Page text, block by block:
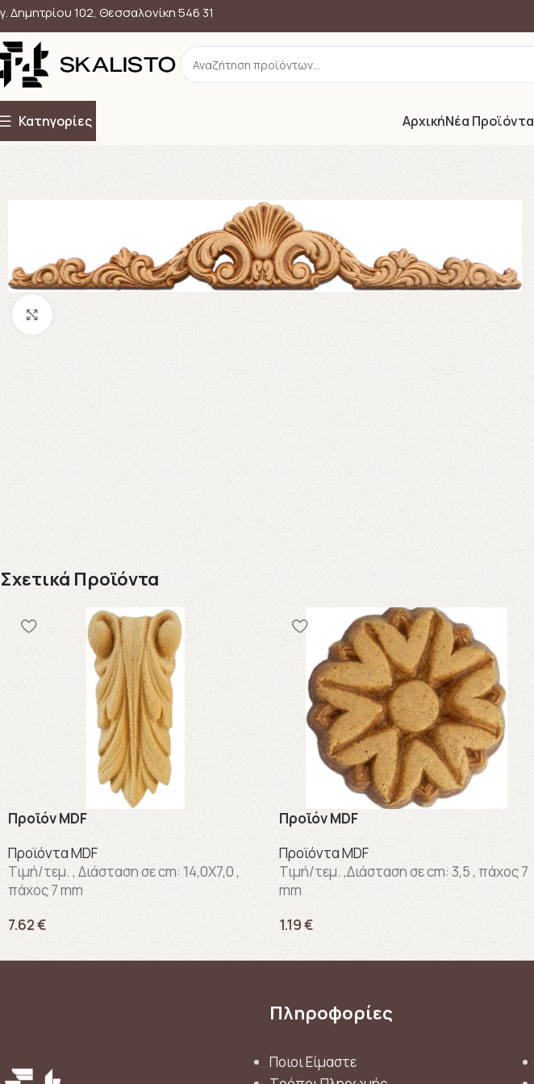
Δημητρίου 102, Θεσσαλονίκη 546 31
Κατηγορίες ΑρχικήΝέα Προϊόντα
Click to enlarge
Σχετικά Προϊόντα
Προϊόν MDF
Προϊόντα MDF
Τιμή/τεμ. , Διάσταση σε cm: 14,0X7,0 ,
πάχος 7 mm
7.62€
222
Προϊόν MDF
Προϊόντα MDF
Τιμή/τεμ. ,Διάσταση σε cm: 3,5 , πάχος 7
mm
1.19€
ΚΩΔΙΚΟΣ:
Πληροφορίες
Ποιοι Είμαστε